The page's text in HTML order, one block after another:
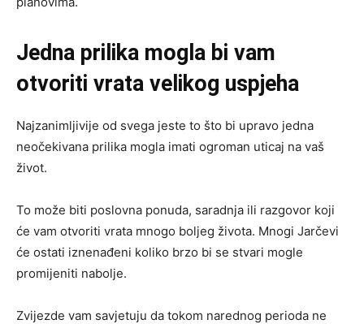
Jedna prilika mogla bi vam
otvoriti vrata velikog uspjeha
Najzanimljivije od svega jeste to što bi upravo jedna
neočekivana prilika mogla imati ogroman uticaj na vaš
život.
To može biti poslovna ponuda, saradnja ili razgovor koji
će vam otvoriti vrata mnogo boljeg života. Mnogi Jarčevi
će ostati iznenađeni koliko brzo bi se stvari mogle
promijeniti nabolje.
Zvijezde vam savjetuju da tokom narednog perioda ne